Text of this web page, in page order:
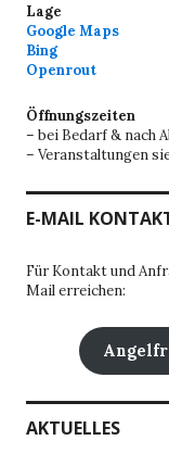
Lage
Google Maps
Bing
Openrout
Öffnungszeiten
– bei Bedarf & nach
– Veranstaltungen
E-MAIL
Für Kontakt und
Mail erreichen:
AKTUELLES